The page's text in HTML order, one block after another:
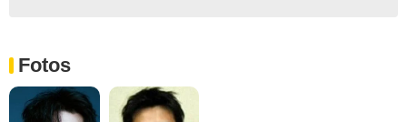
Fotos